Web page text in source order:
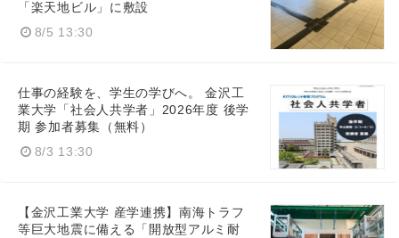
「楽天地ビル」に敷設
8/5 13:30
仕事の経験を、学生の学びへ。 金沢工
業大学「社会人共学者」2026年度 後学
期 参加者募集（無料）
8/3 13:30
【金沢工業大学 産学連携】南海トラフ
等巨大地震に備える「開放型アルミ耐